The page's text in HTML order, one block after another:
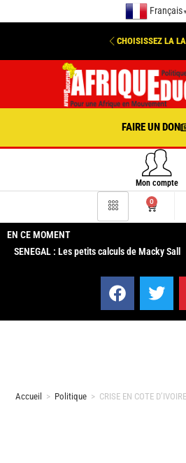
Français ▼
CHOISISSEZ LA
FAIRE UN DON
Mon compte
0
EN CE MOMENT
SENEGAL : Les petits calculs de Macky Sall
Accueil > Politique > CRISE EN COTE